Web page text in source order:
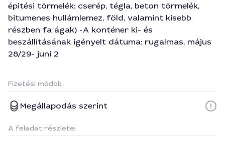
épitési törmelék: cserép, tégla, beton törmelék,
bitumenes hullámlemez, föld, valamint kisebb
részben fa ágak) -A konténer ki- és
beszállításának igényelt dátuma: rugalmas, május
28/29- juni 2
Fizetési módok
Megállapodás szerint
A feladat részletei